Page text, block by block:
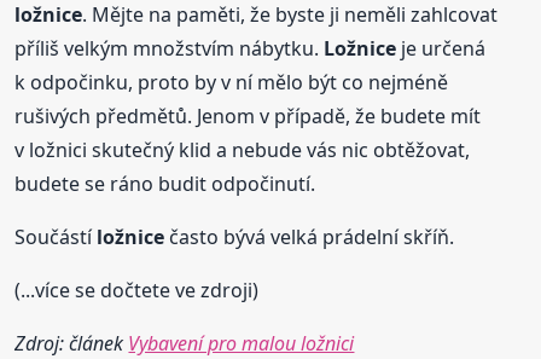
ložnice. Mějte na paměti, že byste ji neměli zahlcovat
příliš velkým množstvím nábytku. Ložnice je určená
k odpočinku, proto by v ní mělo být co nejméně
rušivých předmětů. Jenom v případě, že budete mít
v ložnici skutečný klid a nebude vás nic obtěžovat,
budete se ráno budit odpočinutí.
Součástíložnice často bývá velká prádelní skříň.
(...více se dočtete ve zdroji)
Zdroj: článek Vybavení pro malou ložnici